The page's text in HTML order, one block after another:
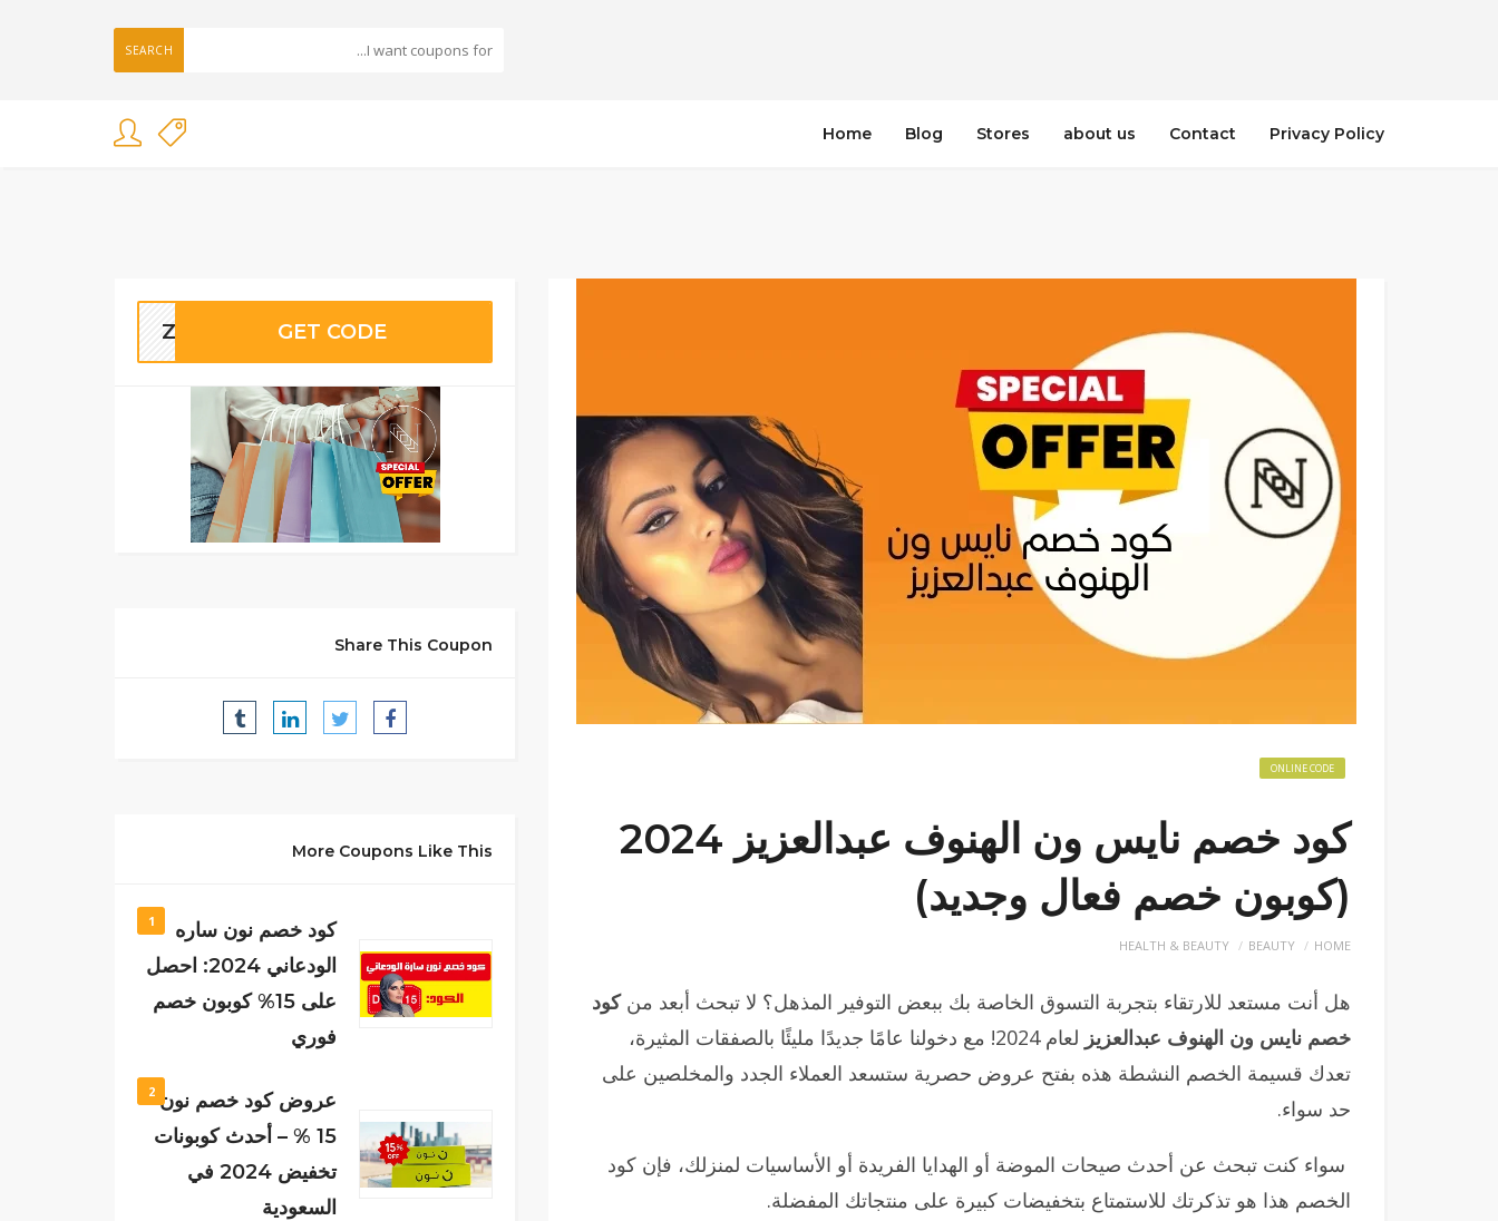
SEARCH
Home Blog Stores about us Contact Privacy Policy
ONLINE CODE
كود خصم نايس ون الهنوف عبدالعزيز 2024
(كوبون خصم فعال وجديد)
HOME
BEAUTY
HEALTH & BEAUTY
هل أنت مستعد للارتقاء بتجربة التسوق الخاصة بك ببعض التوفير المذهل؟ لا تبحث أبعد منكود
خصم نايس ون الهنوف عبدالعزيز
لعام 2024! مع دخولنا عامًا جديدًا مليئًا بالصفقات المثيرة،
تعدك قسيمة الخصم النشطة هذه بفتح عروض حصرية ستسعد العملاء الجدد والمخلصين على
حد سواء.
سواء كنت تبحث عن أحدث صيحات الموضة أو الهدايا الفريدة أو الأساسيات لمنزلك، فإن كود
الخصم هذا هو تذكرتك للاستمتاع بتخفيضات كبيرة على منتجاتك المفضلة.
GET CODE
Share This Coupon
More Coupons Like This
1
كود خصم نون ساره
الودعاني 2024: احصل
على 15% كوبون خصم
فوري
2 عروض كود خصم نون
15 % – أحدث كوبونات
تخفيض 2024 في
السعودية